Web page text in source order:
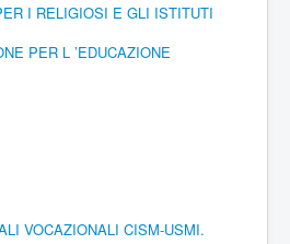
I RELIGIOSI E GLI ISTITUTI
PER L ’EDUCAZIONE
VOCAZIONALI CISM-USMI.